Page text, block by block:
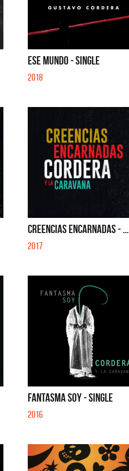
ESE MUNDO - SINGLE
2018
CREENCIAS ENCARNADAS - ...
2017
FANTASMA SOY - SINGLE
2016